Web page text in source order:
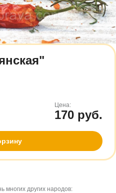
Цена:
170 руб.
многих других народов: